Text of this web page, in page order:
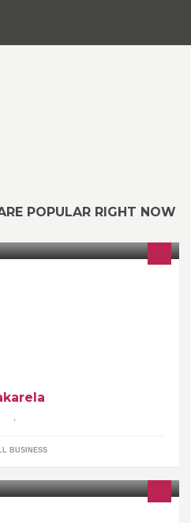
POPULAR RIGHT NOW
,
BUSINESS